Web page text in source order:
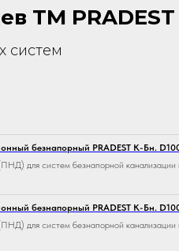
TM PRADEST
систем
безнапорный PRADEST К-Бн.
для систем безнапорной канализации
безнапорный PRADEST К-Бн.
для систем безнапорной канализации